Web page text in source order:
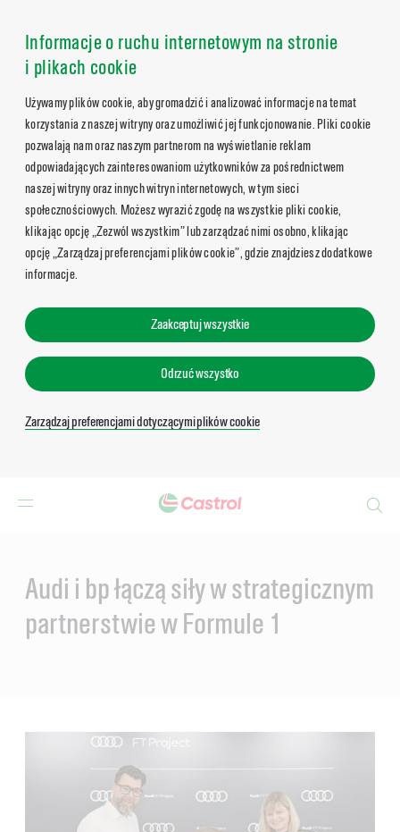
Informacje o ruchu internetowym na stronie
i plikach cookie
Używamy plików cookie, aby gromadzić i analizować informacje na temat
korzystania z naszej witryny oraz umożliwić jej funkcjonowanie. Pliki cookie
pozwalają nam oraz naszym partnerom na wyświetlanie reklam
odpowiadających zainteresowaniom użytkowników za pośrednictwem
naszej witryny oraz innych witryn internetowych, w tym sieci
społecznościowych. Możesz wyrazić zgodę na wszystkie pliki cookie,
klikając opcję „Zezwól wszystkim” lub zarządzać nimi osobno, klikając
opcję „Zarządzaj preferencjami plików cookie”, gdzie znajdziesz dodatkowe
informacje.
Zaakceptuj wszystkie
Odrzuć wszystko
Zarządzaj preferencjami dotyczącymi plików cookie
Audi i bp łączą siły w strategicznym
partnerstwie w Formule 1